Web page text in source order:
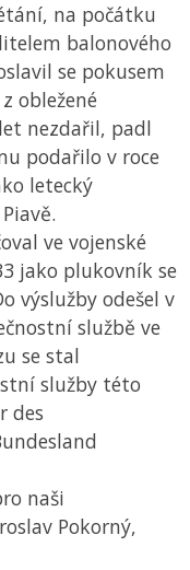
na počátku
balonového
se pokusem
obležené
nezdařil, padl
podařilo v roce
letecký
ve vojenské
jako plukovník se
výslužby odešel v
službě ve
se stal
služby této
des
naši
Pokorný,